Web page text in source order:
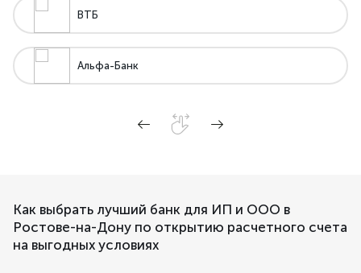
ВТБ
Альфа-Банк
Как выбрать лучший банк для ИП и ООО в
Ростове-на-Дону по открытию расчетного счета
на выгодных условиях